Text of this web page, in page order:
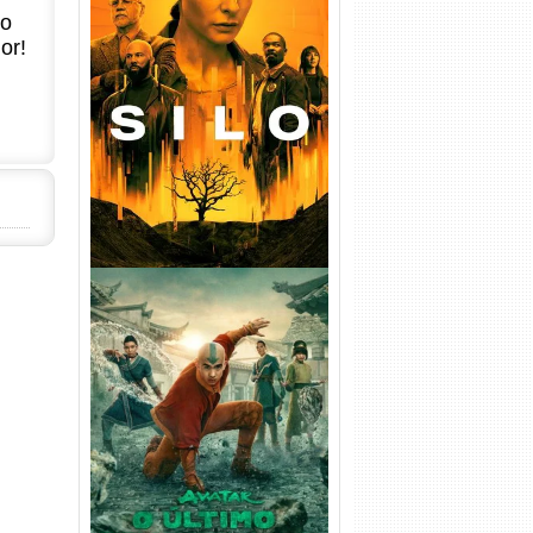
Silo 1ª Temporada Torrent
(2023) WEB-DL
720p/1080p/4K Dual Áudio
Avatar: O Último Mestre do
Ar 2ª Temporada Torrent
(2026) WEB-DL 1080p Dual
Áudio